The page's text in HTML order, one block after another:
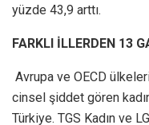
yüzde 43,9 arttı.
FARKLI İLLERDEN 13
Avrupa ve OECD
cinsel şiddet gören
Türkiye. TGS Kadın ve